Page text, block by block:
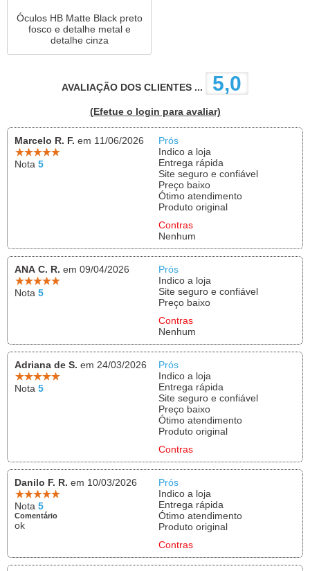
Óculos HB Matte Black preto
fosco e detalhe metal e
detalhe cinza
AVALIAÇÃO DOS CLIENTES ... 5,0
(Efetue o login para avaliar)
Marcelo R. F. em 11/06/2026
Nota 5
Prós
Indico a loja
Entrega rápida
Site seguro e confiável
Preço baixo
Ótimo atendimento
Produto original
Contras
Nenhum
ANA C. R. em 09/04/2026
Nota 5
Prós
Indico a loja
Site seguro e confiável
Preço baixo
Contras
Nenhum
Adriana de S. em 24/03/2026
Nota 5
Prós
Indico a loja
Entrega rápida
Site seguro e confiável
Preço baixo
Ótimo atendimento
Produto original
Contras
Danilo F. R. em 10/03/2026
Nota 5
Comentário
ok
Prós
Indico a loja
Entrega rápida
Ótimo atendimento
Produto original
Contras